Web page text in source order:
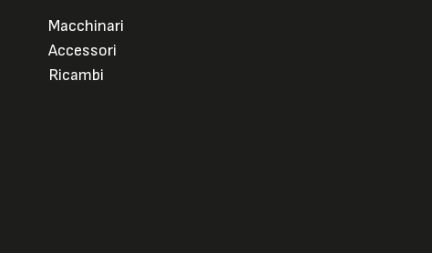
Macchinari
Accessori
Ricambi